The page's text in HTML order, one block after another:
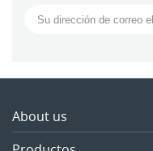
About us